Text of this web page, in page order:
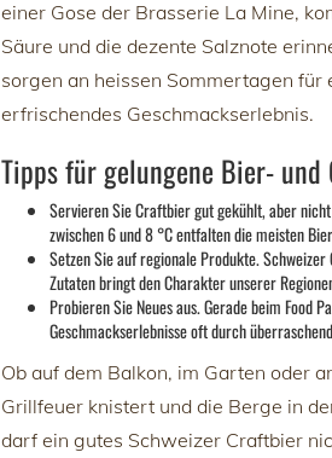
einer Gose der Brasserie La Mine,
Säure und die dezente Salznote
sorgen an heissen Sommertagen für
erfrischendes Geschmackserlebnis.
Tipps für gelungene Bier-
Servieren Sie Craftbier gut gekühlt, aber
zwischen 6 und 8 °C entfalten die meisten
Setzen Sie auf regionale Produkte.
Zutaten bringt den Charakter unserer
Probieren Sie Neues aus. Gerade beim Food
Geschmackserlebnisse oft durch
Ob auf dem Balkon, im Garten oder
Grillfeuer knistert und die Berge in
darf ein gutes Schweizer Craftbier